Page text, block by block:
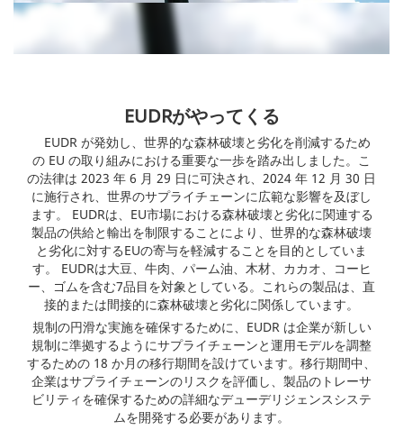
EUDRがやってくる
EUDR が発効し、世界的な森林破壊と劣化を削減するため
の EU の取り組みにおける重要な一歩を踏み出しました。こ
の法律は 2023 年 6 月 29 日に可決され、2024 年 12 月 30 日
に施行され、世界のサプライチェーンに広範な影響を及ぼし
ます。 EUDRは、EU市場における森林破壊と劣化に関連する
製品の供給と輸出を制限することにより、世界的な森林破壊
と劣化に対するEUの寄与を軽減することを目的としていま
す。 EUDRは大豆、牛肉、パーム油、木材、カカオ、コーヒ
ー、ゴムを含む7品目を対象としている。これらの製品は、直
接的または間接的に森林破壊と劣化に関係しています。
規制の円滑な実施を確保するために、EUDR は企業が新しい
規制に準拠するようにサプライチェーンと運用モデルを調整
するための 18 か月の移行期間を設けています。移行期間中、
企業はサプライチェーンのリスクを評価し、製品のトレーサ
ビリティを確保するための詳細なデューデリジェンスシステ
ムを開発する必要があります。